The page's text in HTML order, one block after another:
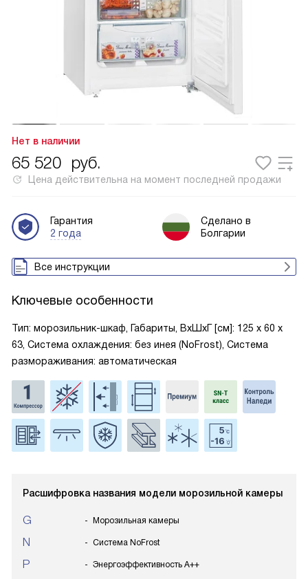
Нет в наличии
65 520 руб.
Цена действительна на момент последней продажи
Гарантия
2 года
Сделано в
Болгарии
Все инструкции
Ключевые особенности
Тип: морозильник-шкаф, Габариты, ВxШxГ [см]: 125 х 60 х
63, Система охлаждения: без инея (NoFrost), Система
размораживания: автоматическая
Расшифровка названия модели морозильной камеры
G Морозильная камеры
N Система NoFrost
P Энергоэффективность А++